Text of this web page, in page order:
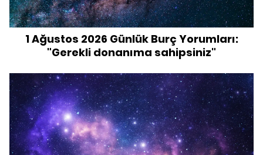
1 Ağustos 2026 Günlük Burç Yorumları:
"Gerekli donanıma sahipsiniz"